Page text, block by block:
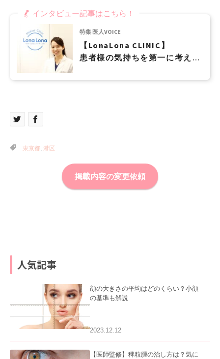
インタビュー記事はこちら！
特集 医人VOICE
【LonaLona CLINIC】
患者様の気持ちを第一に考え
していきたい
東京都, 港区
掲載内容の変更依頼
人気記事
顔の大きさの平均はどのくらい？小顔
の基準も解説
2023.12.12
【医師監修】稗粒腫の治し方は？気に